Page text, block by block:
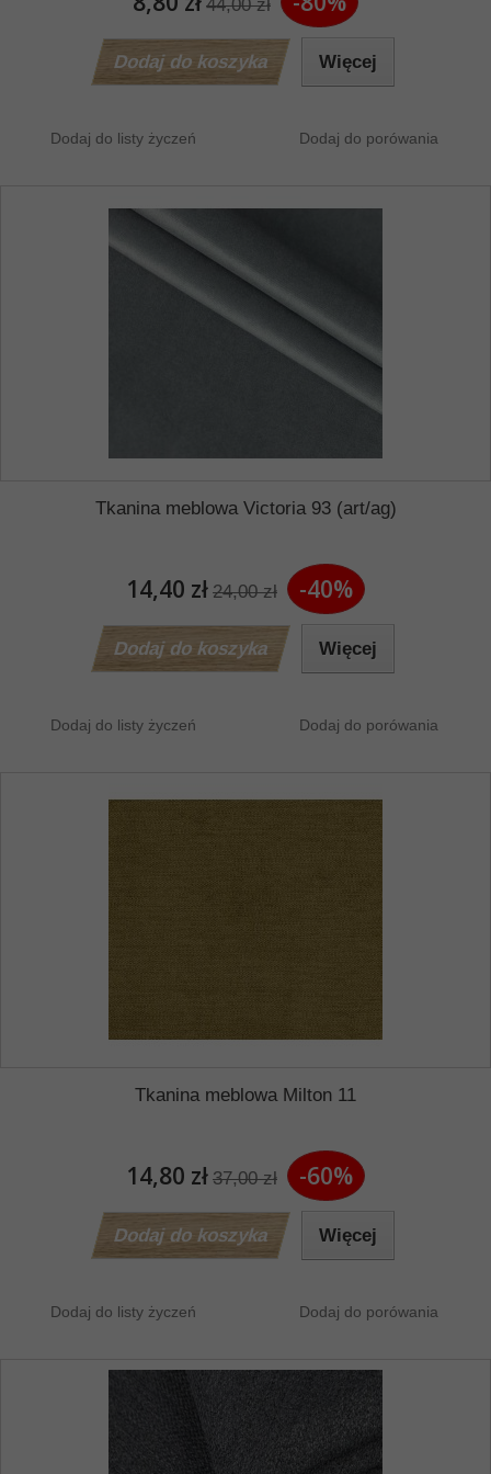
44,00 zł
Dodaj do koszyka Więcej
Dodaj do listy życzeń Dodaj do porówania
Tkanina meblowa Victoria 93 (art/ag)
14,40 zł 24,00 zł -40%
Dodaj do koszyka Więcej
Dodaj do listy życzeń Dodaj do porówania
Tkanina meblowa Milton 11
14,80 zł 37,00 zł -60%
Dodaj do koszyka Więcej
Dodaj do listy życzeń Dodaj do porówania